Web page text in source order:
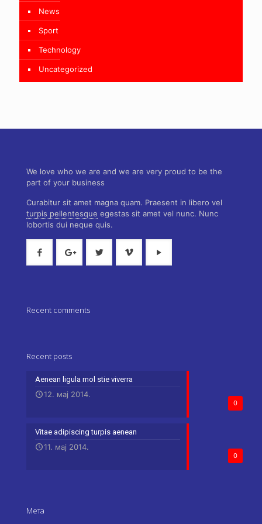
News
Sport
Technology
Uncategorized
We love who we are and we are very proud to be the
part of your business
Curabitur sit amet magna quam. Praesent in libero vel
turpis pellentesque egestas sit amet vel nunc. Nunc
lobortis dui neque quis.
Recent comments
Recent posts
0
Aenean ligula mol stie viverra
12. мај 2014.
0
Vitae adipiscing turpis aenean
11. мај 2014.
Мета